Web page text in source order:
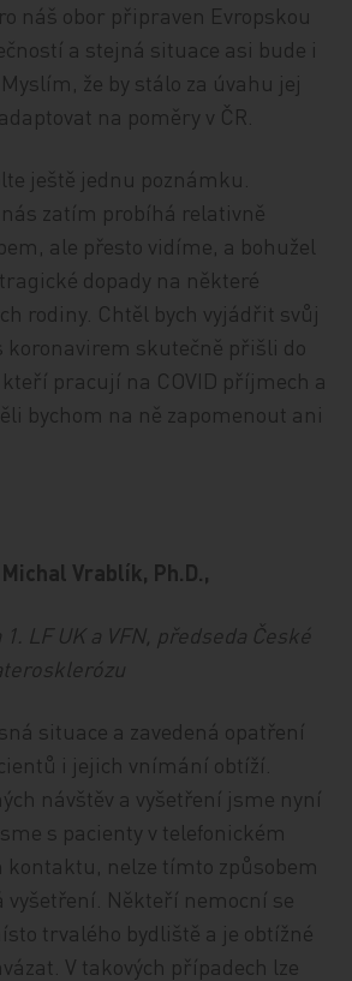
náš obor připraven Evropskou
a stejná situace asi bude i
že by stálo za úvahu jej
na poměry v ČR.
ještě jednu poznámku.
zatím probíhá relativně
ale přesto vidíme, a bohužel
dopady na některé
rodiny. Chtěl bych vyjádřit svůj
koronavirem skutečně přišli do
pracují na COVID příjmech a
bychom na ně zapomenout ani
Vrablík, Ph.D.,
LF UK a VFN, předseda České
situace a zavedená opatření
i jejich vnímání obtíží.
návštěv a vyšetření jsme nyní
s pacienty v telefonickém
kontaktu, nelze tímto způsobem
Někteří nemocní se
trvalého bydliště a je obtížné
V takových případech lze